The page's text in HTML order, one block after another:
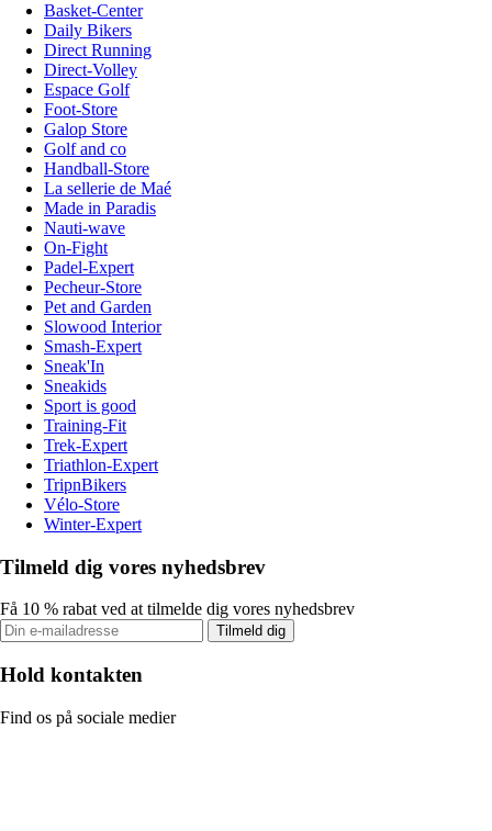
Basket-Center
Daily Bikers
Direct Running
Direct-Volley
Espace Golf
Foot-Store
Galop Store
Golf and co
Handball-Store
La sellerie de Maé
Made in Paradis
Nauti-wave
On-Fight
Padel-Expert
Pecheur-Store
Pet and Garden
Slowood Interior
Smash-Expert
Sneak'In
Sneakids
Sport is good
Training-Fit
Trek-Expert
Triathlon-Expert
TripnBikers
Vélo-Store
Winter-Expert
Tilmeld dig vores nyhedsbrev
Få 10 % rabat ved at tilmelde dig vores nyhedsbrev
Tilmeld dig
Hold kontakten
Find os på sociale medier